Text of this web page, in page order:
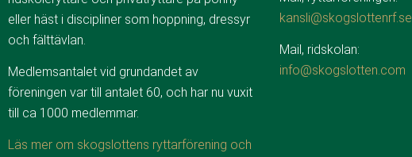
eller häst i discipliner som hoppning, dressyr
och fälttävlan.
Medlemsantalet vid grundandet av
föreningen var till antalet 60, och har nu vuxit
till ca 1000 medlemmar.
Läs mer om skogslottens ryttarförening och
kansli@skogslottenrf.se
Mail, ridskolan:
info@skogslotten.com